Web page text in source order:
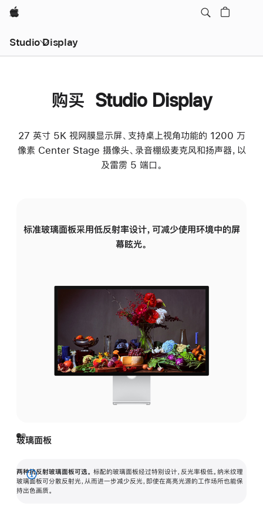
Apple
Studio Display
购买 Studio Display
27 英寸 5K 视网膜显示屏、支持桌上视角功能的 1200 万
像素 Center Stage 摄像头、录音棚级麦克风和扬声器，以
及雷雳 5 端口。
标准玻璃面板采用低反射率设计，可减少使用环境中的屏
幕眩光。
玻璃面板
两种抗反射玻璃面板可选。 标配的玻璃面板经过特别设计，反光率极低。纳米纹理
玻璃面板可分散反射光，从而进一步减少反光，即使在高亮光源的工作场所也能保
持出色画质。
展
开